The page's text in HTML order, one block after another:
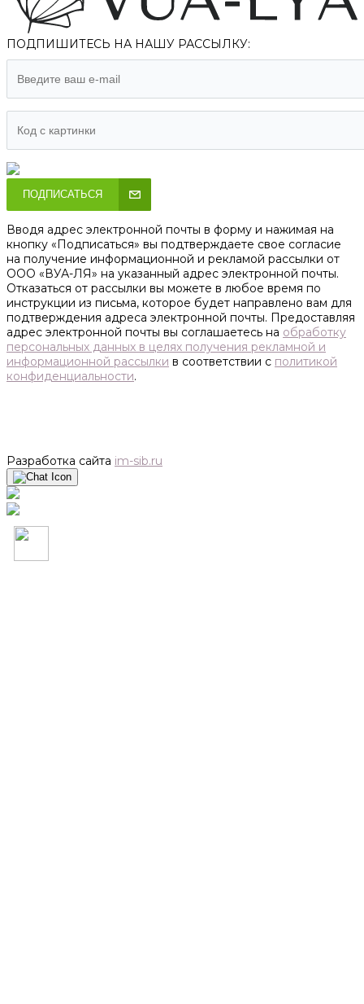
ПОДПИШИТЕСЬ НА НАШУ РАССЫЛКУ:
ПОДПИСАТЬСЯ
Вводя адрес электронной почты в форму и нажимая на
кнопку «Подписаться» вы подтверждаете свое согласие
на получение информационной и рекламой рассылки от
ООО «ВУА-ЛЯ» на указанный адрес электронной почты.
Отказаться от рассылки вы можете в любое время по
инструкции из письма, которое будет направлено вам для
подтверждения адреса электронной почты. Предоставляя
адрес электронной почты вы соглашаетесь на обработку
персональных данных в целях получения рекламной и
информационной рассылки в соответствии с политикой
конфиденциальности.
Разработка сайта im-sib.ru